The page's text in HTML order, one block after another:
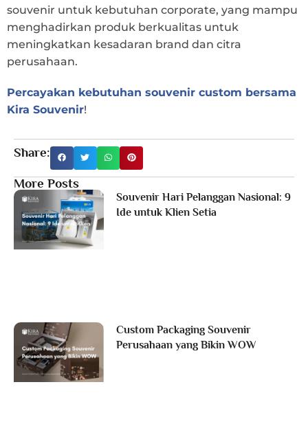
souvenir untuk kebutuhan corporate, yang mampu
menghadirkan produk berkualitas untuk
meningkatkan kesadaran brand dan citra
perusahaan.
Percayakan kebutuhan souvenir custom bersama
Kira Souvenir!
Share:
More Posts
Souvenir Hari Pelanggan Nasional: 9
Ide untuk Klien Setia
Custom Packaging Souvenir
Perusahaan yang Bikin WOW